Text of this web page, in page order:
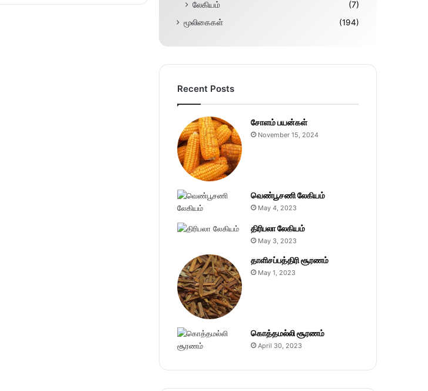
லேகியம்
(7)
மூலிகைகள் (194)
Recent Posts
சோளம் பயன்கள்
November 15, 2024
வெண்பூசணி லேகியம்
May 4, 2023
திரிபலா லேகியம்
May 3, 2023
தாளிசப்பத்திரி சூரணம்
May 1, 2023
கொத்தமல்லி சூரணம்
April 30, 2023